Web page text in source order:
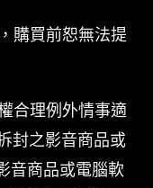
購買前恕無法提
合理例外情事適
封之影音商品或
音商品或電腦軟